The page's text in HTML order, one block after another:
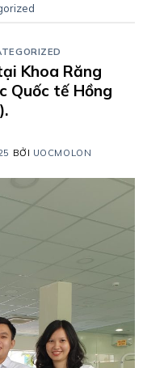
Khoa Răng
Quốc tế Hồng
BỞI UOCMOLON